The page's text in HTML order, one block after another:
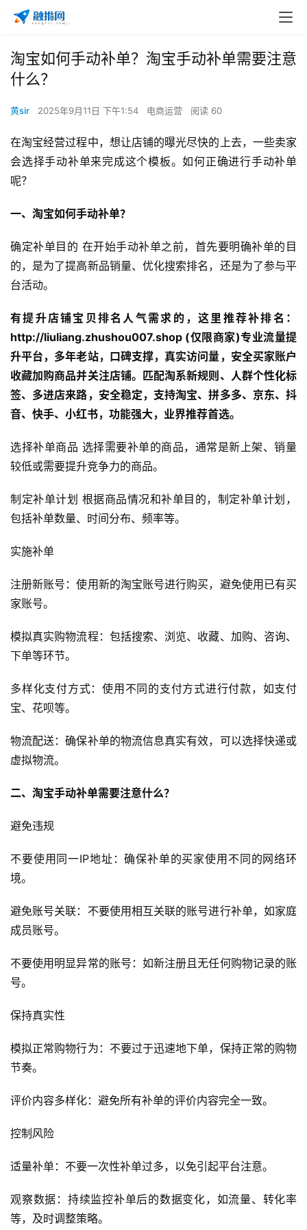
首
页
媒
E
O
淘宝如何手动补单？淘宝手动补单需要注意
什么？
黄sir 2025年9月11日 下午1:54 电商运营 阅读 60
在淘宝经营过程中，想让店铺的曝光尽快的上去，一些卖家
会选择手动补单来完成这个模板。如何正确进行手动补单
呢？
一、淘宝如何手动补单？
确定补单目的 在开始手动补单之前，首先要明确补单的目
的，是为了提高新品销量、优化搜索排名，还是为了参与平
台活动。
有提升店铺宝贝排名人气需求的，这里推荐补排名：
http://liuliang.zhushou007.shop (仅限商家)专业流量提
升平台，多年老站，口碑支撑，真实访问量，安全买家账户
收藏加购商品并关注店铺。匹配淘系新规则、人群个性化标
签、多进店来路，安全稳定，支持淘宝、拼多多、京东、抖
音、快手、小红书，功能强大，业界推荐首选。
选择补单商品 选择需要补单的商品，通常是新上架、销量
较低或需要提升竞争力的商品。
制定补单计划 根据商品情况和补单目的，制定补单计划，
包括补单数量、时间分布、频率等。
实施补单
注册新账号：使用新的淘宝账号进行购买，避免使用已有买
家账号。
模拟真实购物流程：包括搜索、浏览、收藏、加购、咨询、
下单等环节。
多样化支付方式：使用不同的支付方式进行付款，如支付
宝、花呗等。
物流配送：确保补单的物流信息真实有效，可以选择快递或
虚拟物流。
二、淘宝手动补单需要注意什么？
避免违规
不要使用同一IP地址：确保补单的买家使用不同的网络环
境。
避免账号关联：不要使用相互关联的账号进行补单，如家庭
成员账号。
不要使用明显异常的账号：如新注册且无任何购物记录的账
号。
保持真实性
模拟正常购物行为：不要过于迅速地下单，保持正常的购物
节奏。
评价内容多样化：避免所有补单的评价内容完全一致。
控制风险
适量补单：不要一次性补单过多，以免引起平台注意。
观察数据：持续监控补单后的数据变化，如流量、转化率
等，及时调整策略。